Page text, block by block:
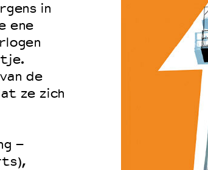
in
ene
de
ze zich
–